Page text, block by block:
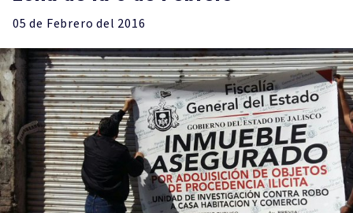
05 de Febrero del 2016